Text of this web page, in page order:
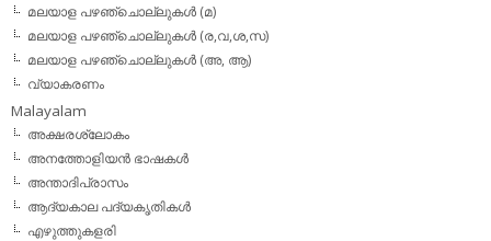
മലയാള പഴഞ്ചൊല്ലുകള്‍ (മ)
മലയാള പഴഞ്ചൊല്ലുകള്‍ (ര,വ,ശ,സ)
മലയാള പഴഞ്ചൊല്ലുകൾ (അ, ആ)
വ്യാകരണം
Malayalam
അക്ഷരശ്ലോകം
അനത്തോളിയന്‍ ഭാഷകള്‍
അന്താദിപ്രാസം
ആദ്യകാല പദ്യകൃതികള്‍
എഴുത്തുകളരി